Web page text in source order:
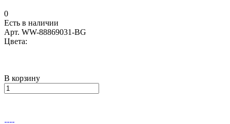
0
Есть в наличии
Арт. WW-88869031-BG
Цвета:
В корзину